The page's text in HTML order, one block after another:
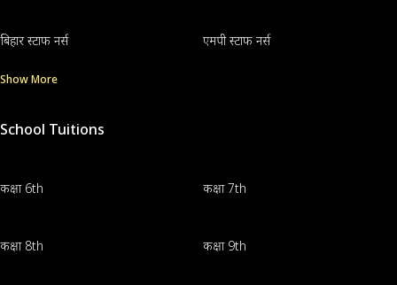
बिहार स्टाफ नर्स एमपी स्टाफ नर्स
Show More
School Tuitions
कक्षा 6th कक्षा 7th
कक्षा 8th कक्षा 9th